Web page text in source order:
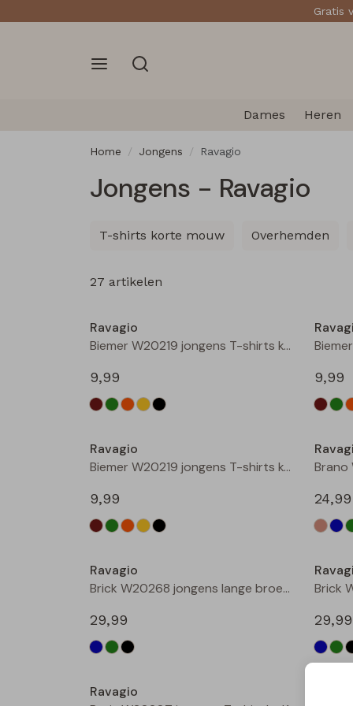
Gratis
Dames Heren
Home Jongens Ravagio
Jongens - Ravagio
Overhemden
T-shirts korte mouw
27 artikelen
Ravagio
Biemer W20219 jongens T-shirts korte mouw Beige
9,99
9,99
Ravagio
Biemer W20219 jongens T-shirts korte mouw Zwart
9,99
24,99
Ravagio
Brick W20268 jongens lange broek Marine
29,99
29,99
Ravagio